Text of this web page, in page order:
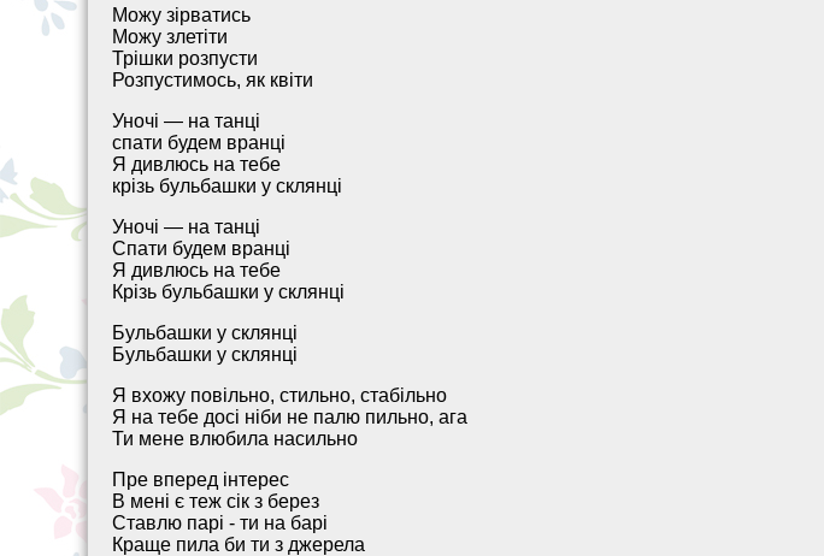
Можу зірватись
Можу злетіти
Трішки розпусти
Розпустимось, як квіти
Уночі — на танці
спати будем вранці
Я дивлюсь на тебе
крізь бульбашки у склянці
Уночі — на танці
Спати будем вранці
Я дивлюсь на тебе
Крізь бульбашки у склянці
Бульбашки у склянці
Бульбашки у склянці
Я вхожу повільно, стильно, стабільно
Я на тебе досі ніби не палю пильно, ага
Ти мене влюбила насильно
Пре вперед інтерес
В мені є теж сік з берез
Ставлю парі - ти на барі
Краще пила би ти з джерела